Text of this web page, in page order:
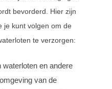
bevorderd. Hier zijn
je kunt volgen om de
te verzorgen:
waterloten en andere
van de